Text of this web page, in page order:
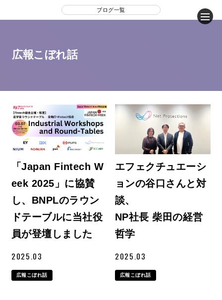
サステナビリティ
IR（投資家情報）
ブログ一覧
広報こぼれ話
「Japan Fintech W
eek 2025」に協賛
し、BNPLのラウン
ドテーブルに当社役
員が登壇しました
2025.03
広報こぼれ話
エフェクチュエーシ
ョンの谷口さんと対
談、
NP社長 柴田の経営
哲学
2025.03
広報こぼれ話